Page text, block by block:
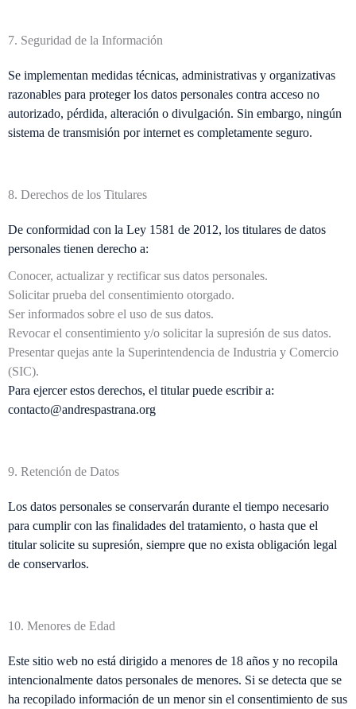
7. Seguridad de la Información
Se implementan medidas técnicas, administrativas y organizativas
razonables para proteger los datos personales contra acceso no
autorizado, pérdida, alteración o divulgación. Sin embargo, ningún
sistema de transmisión por internet es completamente seguro.
8. Derechos de los Titulares
De conformidad con la Ley 1581 de 2012, los titulares de datos
personales tienen derecho a:
Conocer, actualizar y rectificar sus datos personales.
Solicitar prueba del consentimiento otorgado.
Ser informados sobre el uso de sus datos.
Revocar el consentimiento y/o solicitar la supresión de sus datos.
Presentar quejas ante la Superintendencia de Industria y Comercio
(SIC).
Para ejercer estos derechos, el titular puede escribir a:
contacto@andrespastrana.org
9. Retención de Datos
Los datos personales se conservarán durante el tiempo necesario
para cumplir con las finalidades del tratamiento, o hasta que el
titular solicite su supresión, siempre que no exista obligación legal
de conservarlos.
10. Menores de Edad
Este sitio web no está dirigido a menores de 18 años y no recopila
intencionalmente datos personales de menores. Si se detecta que se
ha recopilado información de un menor sin el consentimiento de sus